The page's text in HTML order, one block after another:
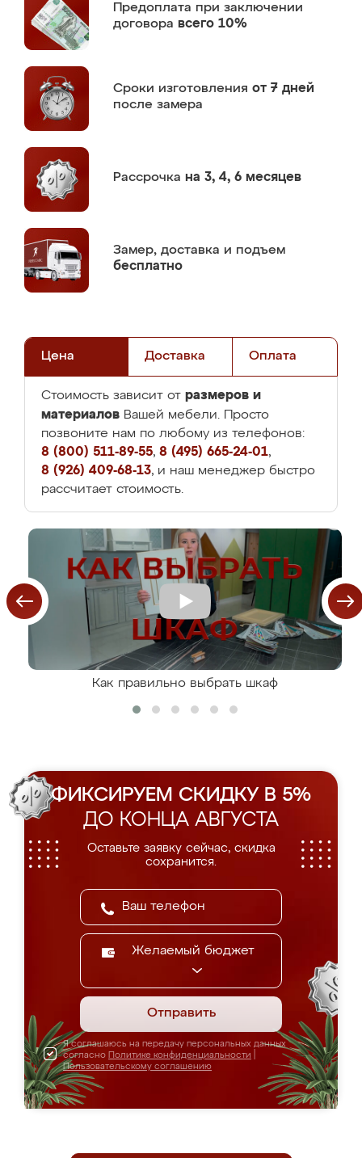
Предоплата при заключении
договора всего 10%
Сроки изготовления от 7 дней
после замера
Рассрочка на 3, 4, 6 месяцев
Замер, доставка и подъем
бесплатно
Цена Доставка Оплата
Стоимость зависит от размеров и
материалов Вашей мебели. Просто
позвоните нам по любому из телефонов:
8 (800) 511-89-55, 8 (495) 665-24-01,
8 (926) 409-68-13, и наш менеджер быстро
рассчитает стоимость.
Как правильно выбрать шкаф
ФИКСИРУЕМ СКИДКУ В 5%
ДО КОНЦА АВГУСТА
Оставьте заявку сейчас, скидка
сохранится.
Желаемый бюджет
Отправить
Я соглашаюсь на передачу персональных данных
согласно Политике конфиденциальности
Пользовательскому соглашению